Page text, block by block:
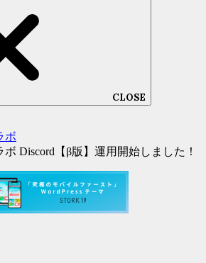
CLOSE
ボ
Discord【β版】運用開始しました！